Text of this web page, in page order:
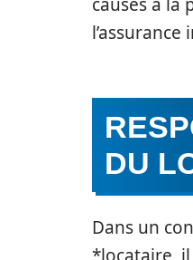
causés à la
l’assurance
DU
Dans un